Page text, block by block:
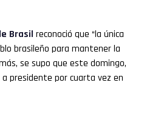
Brasil reconoció que “la única
brasileño para mantener la
se supo que este domingo,
presidente por cuarta vez en